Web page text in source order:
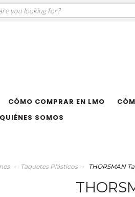
CÓMO COMPRAR EN LMO
QUIÉNES SOMOS
- Taquetes Plásticos - THORSMAN